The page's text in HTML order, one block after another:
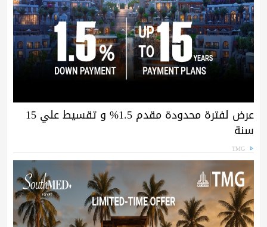
عرض لفترة محدودة مقدم 1.5% و تقسيط علي 15
سنة
TMG